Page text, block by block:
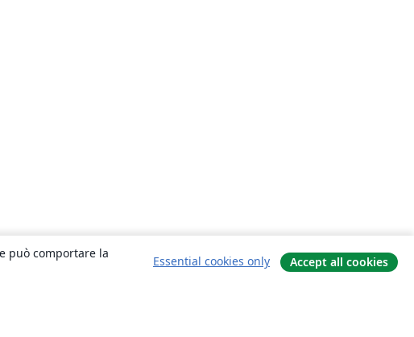
può comportare la
Essential cookies only Accept all cookies